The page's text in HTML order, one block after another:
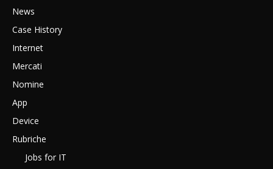
News
Case History
Internet
Mercati
Nomine
App
Device
Rubriche
Jobs for IT